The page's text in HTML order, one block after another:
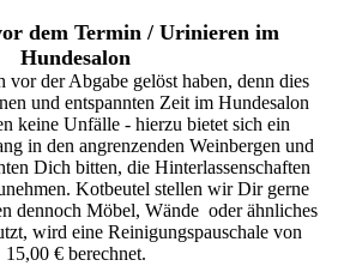
dem Termin / Urinieren im
Hundesalon
der Abgabe gelöst haben, denn dies
und entspannten Zeit im Hundesalon
keine Unfälle - hierzu bietet sich ein
in den angrenzenden Weinbergen und
Dich bitten, die Hinterlassenschaften
Kotbeutel stellen wir Dir gerne
dennoch Möbel, Wände oder ähnliches
wird eine Reinigungspauschale von
15,00 € berechnet.